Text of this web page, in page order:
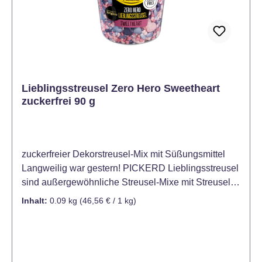
Lieblingsstreusel Zero Hero Sweetheart
zuckerfrei 90 g
zuckerfreier Dekorstreusel-Mix mit Süßungsmittel
Langweilig war gestern! PICKERD Lieblingsstreusel
sind außergewöhnliche Streusel-Mixe mit Streuseln
in verschiedenen Größen, Formen und Farben –
Inhalt: 0.09 kg (46,56 € / 1 kg)